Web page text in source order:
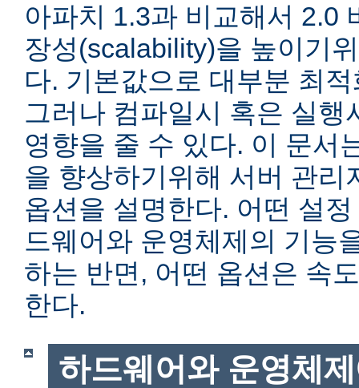
아파치 1.3과 비교해서 2.0
장성(scalability)을 높이기
다. 기본값으로 대부분 최
그러나 컴파일시 혹은 실행
영향을 줄 수 있다. 이 문서
을 향상하기위해 서버 관리
옵션을 설명한다. 어떤 설
드웨어와 운영체제의 기능
하는 반면, 어떤 옵션은 속
한다.
하드웨어와 운영체